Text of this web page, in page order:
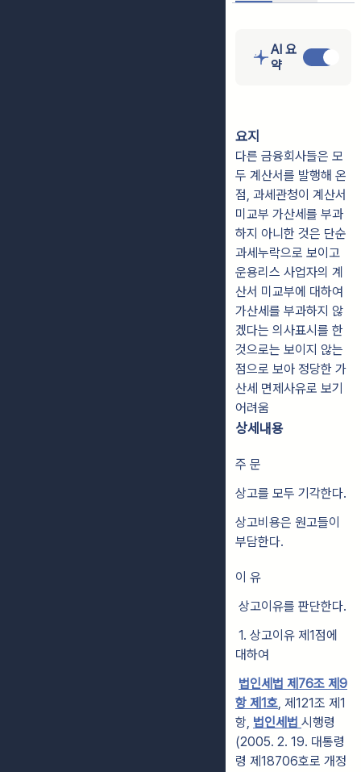
AI 요
약
요지
다른 금융회사들은 모
두 계산서를 발행해 온
점, 과세관청이 계산서
미교부 가산세를 부과
하지 아니한 것은 단순
과세누락으로 보이고
운용리스 사업자의 계
산서 미교부에 대하여
가산세를 부과하지 않
겠다는 의사표시를 한
것으로는 보이지 않는
점으로 보아 정당한 가
산세 면제사유로 보기
어려움
상세내용
주 문
상고를 모두 기각한다.
상고비용은 원고들이
부담한다.
이 유
상고이유를 판단한다.
1. 상고이유 제1점에
대하여
법인세법 제76조 제9
항 제1호, 제121조 제1
항, 법인세법 시행령
(2005. 2. 19. 대통령
령 제18706호로 개정